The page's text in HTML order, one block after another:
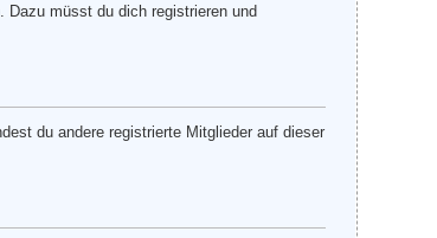
müsst du dich registrieren und
du andere registrierte Mitglieder auf dieser